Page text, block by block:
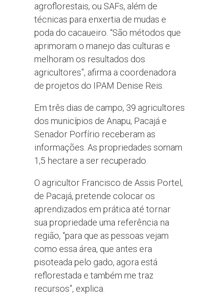
agroflorestais, ou SAFs, além de
técnicas para enxertia de mudas e
poda do cacaueiro. “São métodos que
aprimoram o manejo das culturas e
melhoram os resultados dos
agricultores”, afirma a coordenadora
de projetos do IPAM Denise Reis.
Em três dias de campo, 39 agricultores
dos municípios de Anapu, Pacajá e
Senador Porfírio receberam as
informações. As propriedades somam
1,5 hectare a ser recuperado.
O agricultor Francisco de Assis Portel,
de Pacajá, pretende colocar os
aprendizados em prática até tornar
sua propriedade uma referência na
região, “para que as pessoas vejam
como essa área, que antes era
pisoteada pelo gado, agora está
reflorestada e também me traz
recursos”, explica.